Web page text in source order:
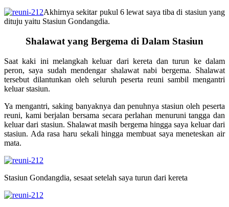
Akhirnya sekitar pukul 6 lewat saya tiba di stasiun yang
dituju yaitu Stasiun Gondangdia.
Shalawat yang Bergema di Dalam Stasiun
Saat kaki ini melangkah keluar dari kereta dan turun ke dalam
peron, saya sudah mendengar shalawat nabi bergema. Shalawat
tersebut dilantunkan oleh seluruh peserta reuni sambil mengantri
keluar stasiun.
Ya mengantri, saking banyaknya dan penuhnya stasiun oleh peserta
reuni, kami berjalan bersama secara perlahan menuruni tangga dan
keluar dari stasiun. Shalawat masih bergema hingga saya keluar dari
stasiun. Ada rasa haru sekali hingga membuat saya meneteskan air
mata.
Stasiun Gondangdia, sesaat setelah saya turun dari kereta